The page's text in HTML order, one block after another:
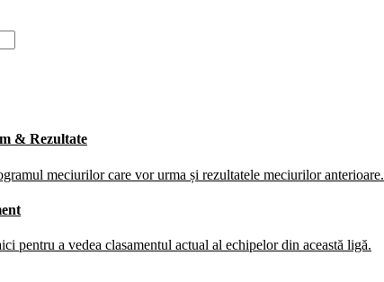
& Rezultate
meciurilor care vor urma și rezultatele meciurilor anterioare.
pentru a vedea clasamentul actual al echipelor din această ligă.